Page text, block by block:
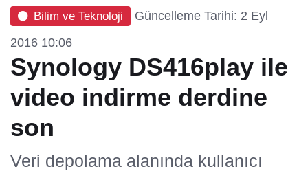
Bilim ve Teknoloji
Güncelleme Tarihi: 2 Eyl
2016 10:06
Synology DS416play ile
video indirme derdine
son
Veri depolama alanında kullanıcı